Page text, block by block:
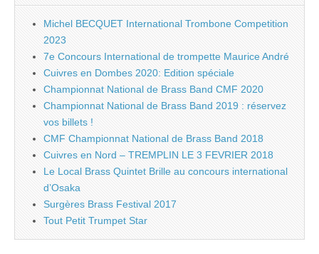
Michel BECQUET International Trombone Competition
2023
7e Concours International de trompette Maurice André
Cuivres en Dombes 2020: Edition spéciale
Championnat National de Brass Band CMF 2020
Championnat National de Brass Band 2019 : réservez
vos billets !
CMF Championnat National de Brass Band 2018
Cuivres en Nord – TREMPLIN LE 3 FEVRIER 2018
Le Local Brass Quintet Brille au concours international
d’Osaka
Surgères Brass Festival 2017
Tout Petit Trumpet Star